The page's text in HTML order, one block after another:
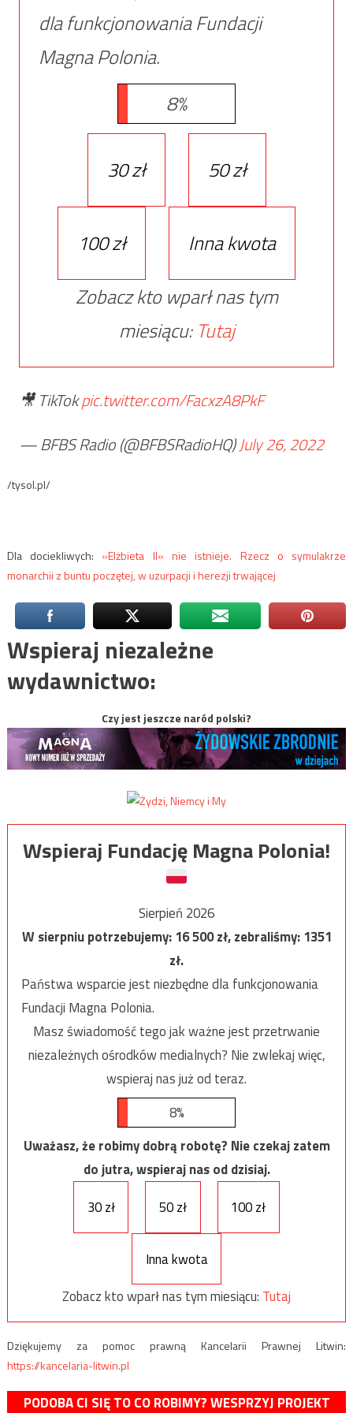
dla funkcjonowania Fundacji
Magna Polonia.
8%
30 zł 50 zł
100 zł
Inna kwota
Zobacz kto wparł nas tym
miesiącu: Tutaj
🎥 TikTokpic.twitter.com/FacxzA8PkF
— BFBS Radio (@BFBSRadioHQ)July 26, 2022
/tysol.pl/
Dla dociekliwych: »Elżbieta II« nie istnieje. Rzecz o symulakrze
monarchii z buntu poczętej, w uzurpacji i herezji trwającej
Wspieraj niezależne
wydawnictwo:
Czy jest jeszcze naród polski?
Wspieraj Fundację Magna Polonia!
Sierpień 2026
W sierpniu potrzebujemy:16 500zł, zebraliśmy:1351
zł.
Państwa wsparcie jest niezbędne dla funkcjonowania
Fundacji Magna Polonia.
Masz świadomość tego jak ważne jest przetrwanie
niezależnych ośrodków medialnych? Nie zwlekaj więc,
wspieraj nas już od teraz.
8%
Uważasz, że robimy dobrą robotę? Nie czekaj zatem
do jutra, wspieraj nas od dzisiaj.
30 zł
50 zł 100 zł
Inna kwota
Zobacz kto wparł nas tym miesiącu: Tutaj
Dziękujemy za pomoc prawną Kancelarii Prawnej Litwin:
https://kancelaria-litwin.pl
PODOBA CI SIĘ TO CO ROBIMY? WESPRZYJ PROJEKT